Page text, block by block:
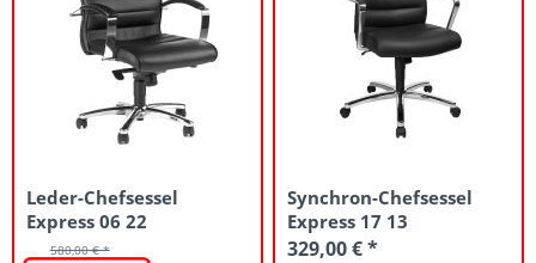
Leder-Chefsessel
Express 06 22
580,00 € *
Synchron-Chefsessel
Express 17 13
329,00 € *